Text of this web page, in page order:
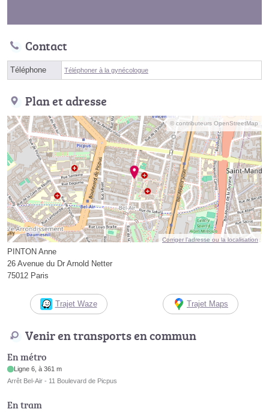
Contact
Téléphone Téléphoner à la gynécologue
Plan et adresse
© contributeurs OpenStreetMap
Corriger l’adresse ou la localisation
PINTON Anne
26 Avenue du Dr Arnold Netter
75012 Paris
Trajet Waze Trajet Maps
Venir en transports en commun
En métro
Ligne 6, à 361 m
Arrêt Bel-Air - 11 Boulevard de Picpus
En tram